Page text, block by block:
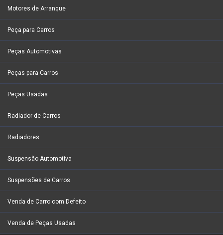
Motores de Arranque
Peça para Carros
Peças Automotivas
Peças para Carros
Peças Usadas
Radiador de Carros
Radiadores
Suspensão Automotiva
Suspensões de Carros
Venda de Carro com Defeito
Venda de Peças Usadas